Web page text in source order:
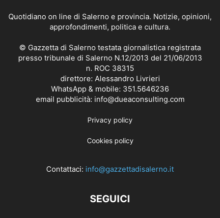
Quotidiano on line di Salerno e provincia. Notizie, opinioni,
approfondimenti, politica e cultura.
© Gazzetta di Salerno testata giornalistica registrata
presso tribunale di Salerno N.12/2013 del 21/06/2013
n. ROC 38315
direttore: Alessandro Livrieri
WhatsApp & mobile: 351.5646236
email pubblicità: info@dueaconsulting.com
Privacy policy
Cookies policy
Contattaci: info@gazzettadisalerno.it
SEGUICI